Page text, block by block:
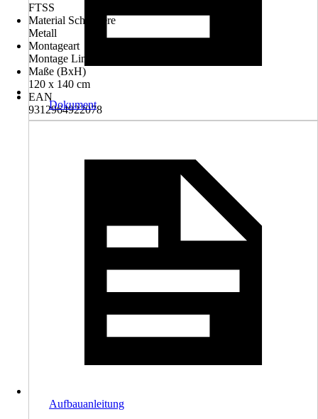
FTSS
Material Scharniere
Metall
Montageart
Montage Links, Montage Rechts
Maße (BxH)
120 x 140 cm
EAN
9312964922078
Dokument
Aufbauanleitung